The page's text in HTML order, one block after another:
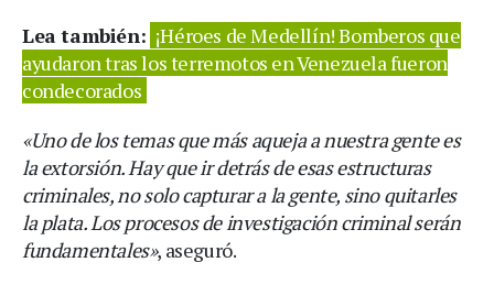
Lea también: ¡Héroes de Medellín! Bomberos que
ayudaron tras los terremotos en Venezuela fueron
condecorados
«Uno de los temas que más aqueja a nuestra gente es
la extorsión. Hay que ir detrás de esas estructuras
criminales, no solo capturar a la gente, sino quitarles
la plata. Los procesos de investigación criminal serán
fundamentales», aseguró.